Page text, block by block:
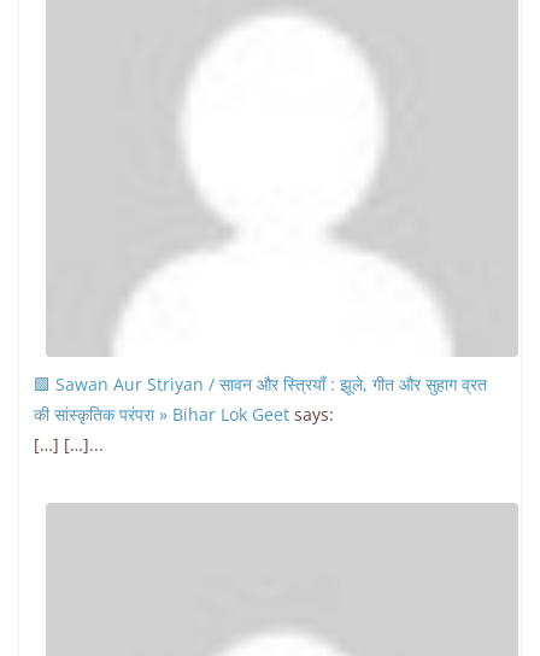
🟩 Sawan Aur Striyan / सावन और स्त्रियाँ : झूले, गीत और सुहाग व्रत
की सांस्कृतिक परंपरा » Bihar Lok Geet says:
[…] […]...